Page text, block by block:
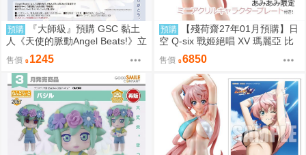
預購
『大師級』預購 GSC 黏土
人《天使的脈動Angel Beats!》立
華奏 再販
售價 1245
預購
【殘荷齋27年01月預購】日
空 Q-six 戰姬絕唱 XV 瑪麗亞 比
基尼Ver 1/7 一般版
售價 6850